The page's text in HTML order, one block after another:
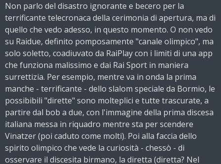
Non parlo del disastro ignorante e becero per la
terrificante telecronaca della cerimonia di apertura, ma di
quello che vedo adesso, in questo momento. O non vedo
su Raidue, definito pomposamente "canale olimpico", ma
solo soletto, coadiuvato da RaiPlay con i limiti di una app
che funziona malissimo e dai Rai Sport in maniera
surrettizia. Per esempio, mentre va in onda la prima
manche - terrificante - dello slalom speciale da Bormio, le
possibibili "dirette" sono molteplici e tutte trascurate, a
partire dal bob a due, con l'immagine della prima discesa
italiana messa in riquadro mentre sta per scendere
Vinatzer (poi caduto come molti). Poi alla faccia dello
spirito olimpico che vede la curiosità - chessò - di
osservare il discesita birmano, la diretta (diretta? Nel